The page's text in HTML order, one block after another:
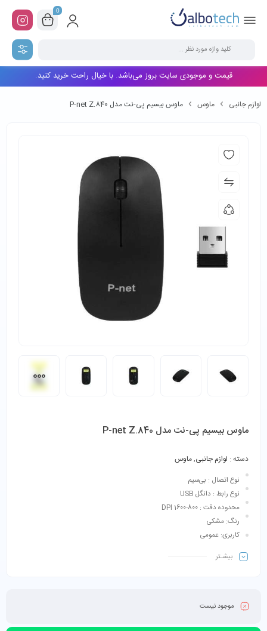
0
قیمت و موجودی سایت بروز می‌باشد. با خیال راحت خرید کنید.
لوازم جانبی ماوس ماوس بیسیم پی-نت مدل P-net Z.840
ماوس بیسیم پی-نت مدل P-net Z.840
دسته : لوازم جانبی,ماوس
نوع اتصال : بی‌سیم
نوع رابط : دانگل USB
محدوده دقت : 800-1600 DPI
رنگ: مشکی
کاربری: عمومی
بیشـتر
موجود نیست